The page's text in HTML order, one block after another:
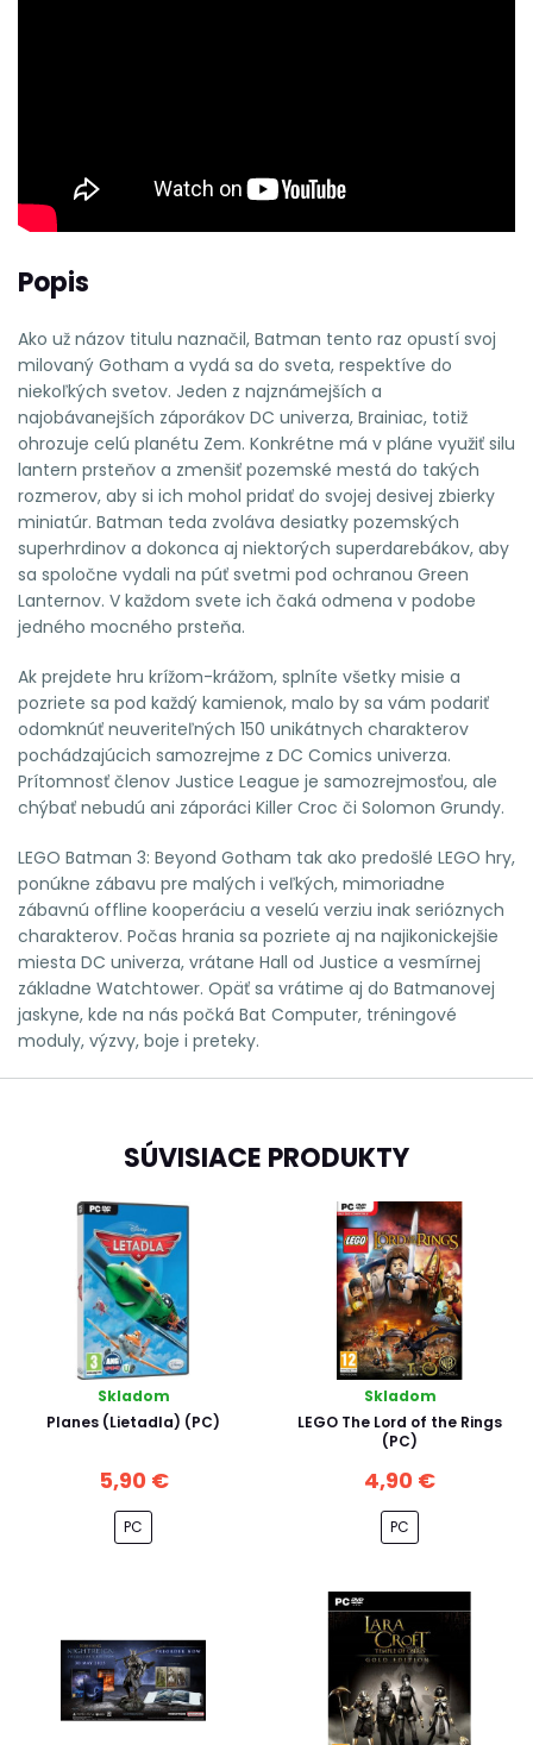
Popis
Ako už názov titulu naznačil, Batman tento raz opustí svoj
milovaný Gotham a vydá sa do sveta, respektíve do
niekoľkých svetov. Jeden z najznámejších a
najobávanejších záporákov DC univerza, Brainiac, totiž
ohrozuje celú planétu Zem. Konkrétne má v pláne využiť silu
lantern prsteňov a zmenšiť pozemské mestá do takých
rozmerov, aby si ich mohol pridať do svojej desivej zbierky
miniatúr. Batman teda zvoláva desiatky pozemských
superhrdinov a dokonca aj niektorých superdarebákov, aby
sa spoločne vydali na púť svetmi pod ochranou Green
Lanternov. V každom svete ich čaká odmena v podobe
jedného mocného prsteňa.
Ak prejdete hru krížom-krážom, splníte všetky misie a
pozriete sa pod každý kamienok, malo by sa vám podariť
odomknúť neuveriteľných 150 unikátnych charakterov
pochádzajúcich samozrejme z DC Comics univerza.
Prítomnosť členov Justice League je samozrejmosťou, ale
chýbať nebudú ani záporáci Killer Croc či Solomon Grundy.
LEGO Batman 3: Beyond Gotham tak ako predošlé LEGO hry,
ponúkne zábavu pre malých i veľkých, mimoriadne
zábavnú offline kooperáciu a veselú verziu inak serióznych
charakterov. Počas hrania sa pozriete aj na najikonickejšie
miesta DC univerza, vrátane Hall od Justice a vesmírnej
základne Watchtower. Opäť sa vrátime aj do Batmanovej
jaskyne, kde na nás počká Bat Computer, tréningové
moduly, výzvy, boje i preteky.
SÚVISIACE PRODUKTY
Skladom
Planes (Lietadla) (PC)
5,90 €
PC
Skladom
LEGO The Lord of the Rings
(PC)
4,90 €
PC